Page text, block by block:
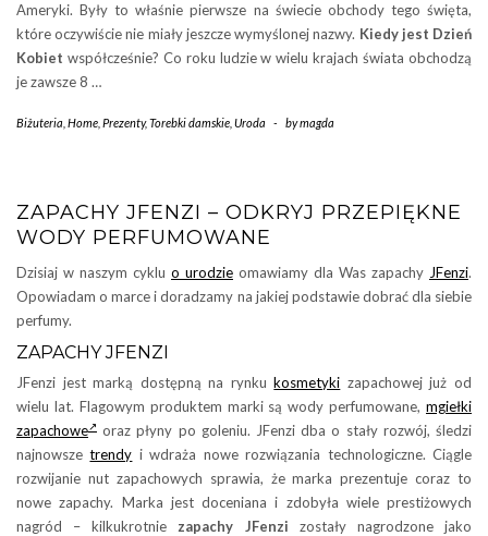
Ameryki. Były to właśnie pierwsze na świecie obchody tego święta,
które oczywiście nie miały jeszcze wymyślonej nazwy. Kiedy jest Dzień
Kobiet współcześnie? Co roku ludzie w wielu krajach świata obchodzą
je zawsze 8 …
Biżuteria Home Prezenty,Torebki damskie Uroda - bymagda
ZAPACHY JFENZI – ODKRYJ PRZEPIĘKNE
WODY PERFUMOWANE
Dzisiaj w naszym cyklu o urodzie omawiamy dla Was zapachy JFenzi.
Opowiadam o marce i doradzamy na jakiej podstawie dobrać dla siebie
perfumy.
ZAPACHY JFENZI
JFenzi jest marką dostępną na rynkukosmetyki zapachowej już od
wielu lat. Flagowym produktem marki są wody perfumowane, mgiełki
zapachowe
oraz płyny po goleniu. JFenzi dba o stały rozwój, śledzi
najnowszetrendy i wdraża nowe rozwiązania technologiczne. Ciągle
rozwijanie nut zapachowych sprawia, że marka prezentuje coraz to
nowe zapachy. Marka jest doceniana i zdobyła wiele prestiżowych
nagród – kilkukrotnie zapachy JFenzi zostały nagrodzone jako